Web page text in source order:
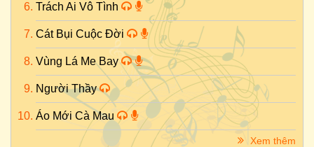
Trách Ai Vô Tình
Cát Bụi Cuộc Đời
Vùng Lá Me Bay
Người Thầy
Áo Mới Cà Mau
Xem thêm